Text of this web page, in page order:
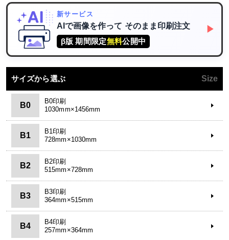
新サービス
AIで画像を作って そのまま印刷注文
β版 期間限定無料公開中
▶
サイズから選ぶ Size
B0
B0印刷
1030mm×1456mm
B1
B1印刷
728mm×1030mm
B2
B2印刷
515mm×728mm
B3
B3印刷
364mm×515mm
B4
B4印刷
257mm×364mm